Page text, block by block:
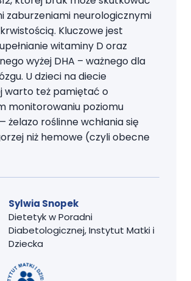
zaburzeniami neurologicznymi
Kluczowe jest
witaminy D oraz
wyżej DHA – ważnego dla
U dzieci na diecie
warto też pamiętać o
monitorowaniu poziomu
roślinne wchłania się
niż hemowe (czyli obecne
Sylwia Snopek
Dietetyk w Poradni
Diabetologicznej, Instytut Matki i
Dziecka